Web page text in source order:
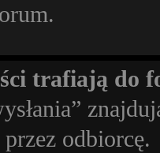
trafiają do
odbiorcę.